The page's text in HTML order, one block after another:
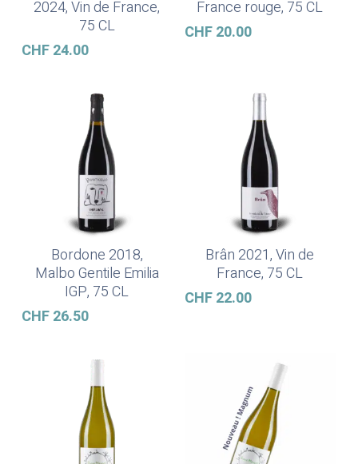
2024, Vin de France,
75 CL
CHF24.00
France rouge, 75 CL
CHF20.00
Lire La Suite
Bordone 2018,
Malbo Gentile Emilia
IGP, 75 CL
CHF26.50
Ajouter Au Panier
Brân 2021, Vin de
France, 75 CL
CHF22.00